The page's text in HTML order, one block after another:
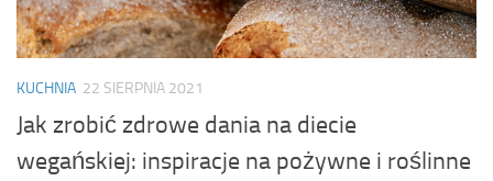
KUCHNIA 22 SIERPNIA 2021
Jak zrobić zdrowe dania na diecie
wegańskiej: inspiracje na pożywne i roślinne